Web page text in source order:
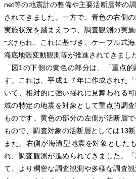
net等の地震計の整備や主要活断層帯の
されてきました。一方で、青色の右側
実施状況を踏まえつつ、調査観測の実
づけられ、これに基づき、ケーブル式
海底地殻変動観測等が推進されてきました
図1の下側の黄色の部分は、「重点的
す。これは、平成１７年に作成された
いて、相対的に強い揺れに見舞われる
域の特定の地震を対象として重点的調
ものです。黄色の部分の左側が活断層
もので、調査対象の活断層としては13
また、右側が海溝型地震を対象とした
れ、調査観測が進められてきました。
て、より稠密な調査観測や多様な調査